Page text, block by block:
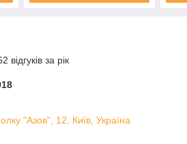
за рік
"Азов", 12, Київ, Україна